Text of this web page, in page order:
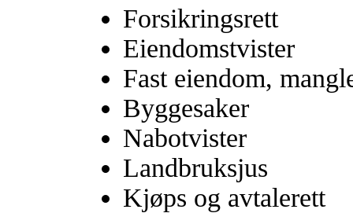
Forsikringsrett
Eiendomstvister
Fast eiendom,
Byggesaker
Nabotvister
Landbruksjus
Kjøps og avtalerett